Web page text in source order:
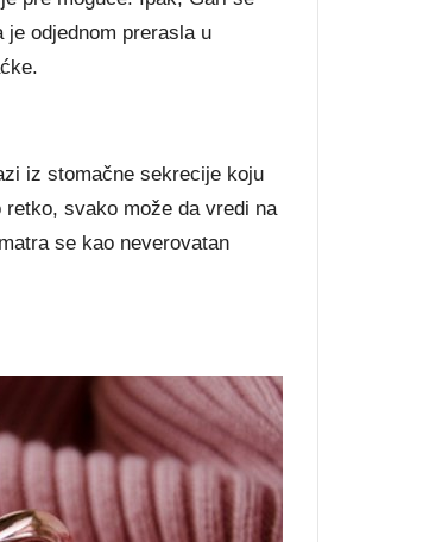
odjednom prerasla u
iz stomačne sekrecije koju
retko, svako može da vredi na
se kao neverovatan